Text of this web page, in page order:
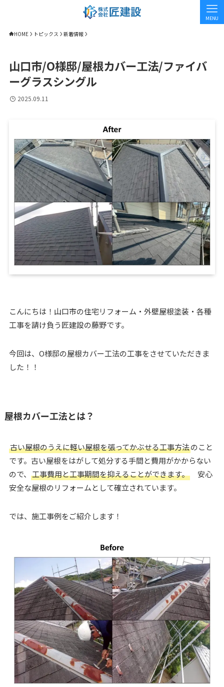
MENU
HOME トピックス 新着情報
山口市/O様邸/屋根カバー工法/ファイバ
ーグラスシングル
2025.09.11
こんにちは！山口市の住宅リフォーム・外壁屋根塗装・各種
工事を請け負う匠建設の藤野です。
今回は、O様邸の屋根カバー工法の工事をさせていただきま
した！！
屋根カバー工法とは？
古い屋根のうえに軽い屋根を張ってかぶせる工事方法のこと
です。古い屋根をはがして処分する手間と費用がかからない
ので、 工事費用と工事期間を抑えることができます。安心
安全な屋根のリフォームとして確立されています。
では、施工事例をご紹介します！